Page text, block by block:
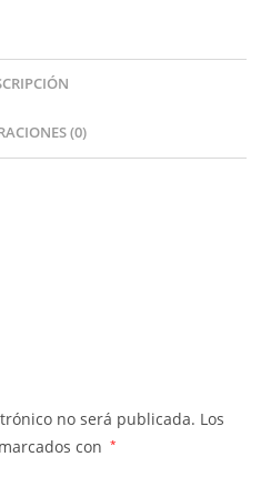
(0)
no será publicada. Los
con
*